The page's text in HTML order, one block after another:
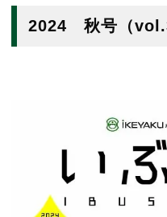
2024 秋号（